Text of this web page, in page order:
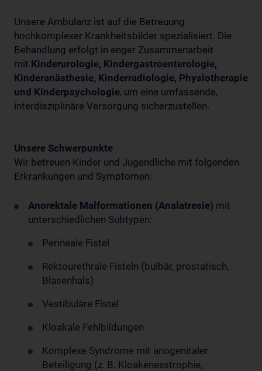
Unsere Ambulanz ist auf die Betreuung
hochkomplexer Krankheitsbilder spezialisiert. Die
Behandlung erfolgt in enger Zusammenarbeit
mit Kinderurologie, Kindergastroenterologie,
Kinderanästhesie, Kinderradiologie, Physiotherapie
und Kinderpsychologie, um eine umfassende,
interdisziplinäre Versorgung sicherzustellen.
Unsere Schwerpunkte
Wir betreuen Kinder und Jugendliche mit folgenden
Erkrankungen und Symptomen:
Anorektale Malformationen (Analatresie) mit
unterschiedlichen Subtypen:
Perineale Fistel
Rektourethrale Fisteln (bulbär, prostatisch,
Blasenhals)
Vestibuläre Fistel
Kloakale Fehlbildungen
Komplexe Syndrome mit anogenitaler
Beteiligung (z. B. Kloakenexstrophie,